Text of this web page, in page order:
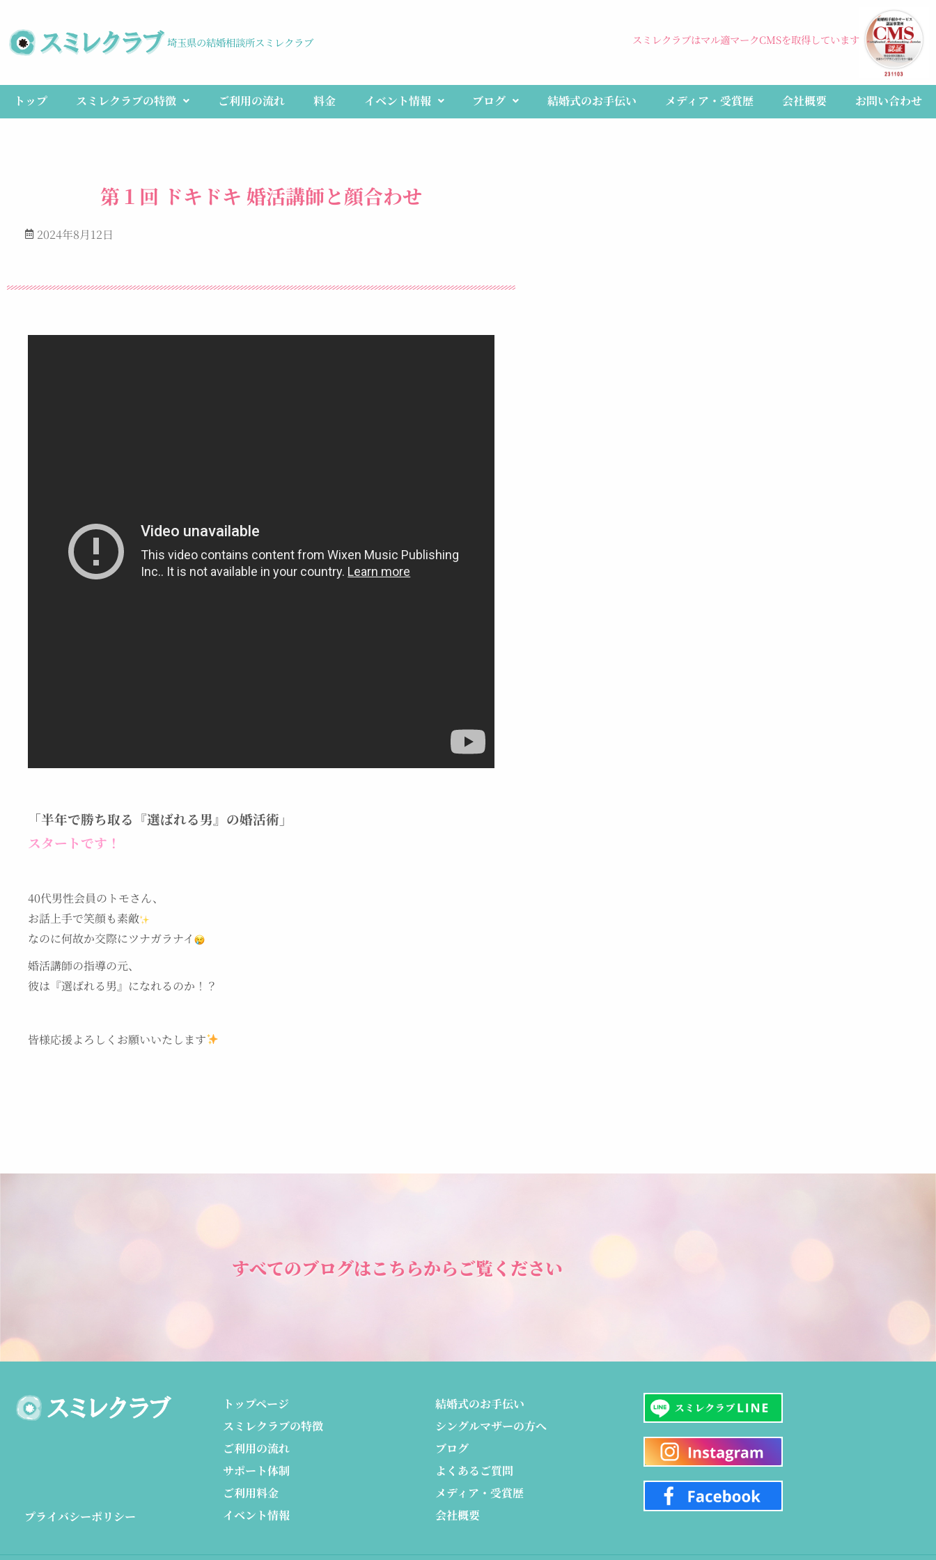
埼玉県の結婚相談所スミレクラブ スミレクラブはマル適マークCMSを取得しています
トップ スミレクラブの特徴 ご利用の流れ 料金 イベント情報 ブログ 結婚式のお手伝い メディア・受賞歴 会社概要 お問い合わせ
第１回 ドキドキ 婚活講師と顔合わせ
2024年8月12日
「半年で勝ち取る『選ばれる男』の婚活術」
スタートです！
40代男性会員のトモさん、
お話上手で笑顔も素敵
なのに何故か交際にツナガラナイ
婚活講師の指導の元、
彼は『選ばれる男』になれるのか！？
皆様応援よろしくお願いいたします
すべてのブログはこちらからご覧ください
プライバシーポリシー
トップページ
スミレクラブの特徴
ご利用の流れ
サポート体制
ご利用料金
イベント情報
結婚式のお手伝い
シングルマザーの方へ
ブログ
よくあるご質問
メディア・受賞歴
会社概要